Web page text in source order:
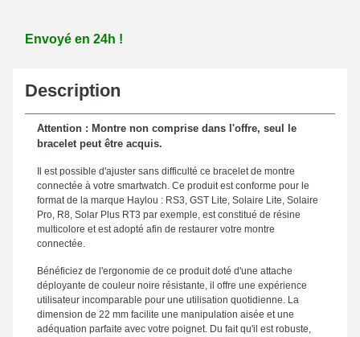
Envoyé en 24h !
Description
Attention : Montre non comprise dans l'offre, seul le
bracelet peut être acquis.
Il est possible d'ajuster sans difficulté ce bracelet de montre
connectée à votre smartwatch. Ce produit est conforme pour le
format de la marque Haylou : RS3, GST Lite, Solaire Lite, Solaire
Pro, R8, Solar Plus RT3 par exemple, est constitué de résine
multicolore et est adopté afin de restaurer votre montre
connectée.
Bénéficiez de l'ergonomie de ce produit doté d'une attache
déployante de couleur noire résistante, il offre une expérience
utilisateur incomparable pour une utilisation quotidienne. La
dimension de 22 mm facilite une manipulation aisée et une
adéquation parfaite avec votre poignet. Du fait qu'il est robuste,